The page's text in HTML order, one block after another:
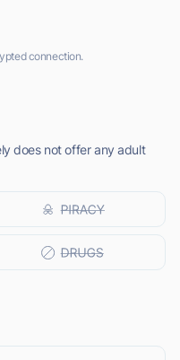
connection.
does not offer any adult